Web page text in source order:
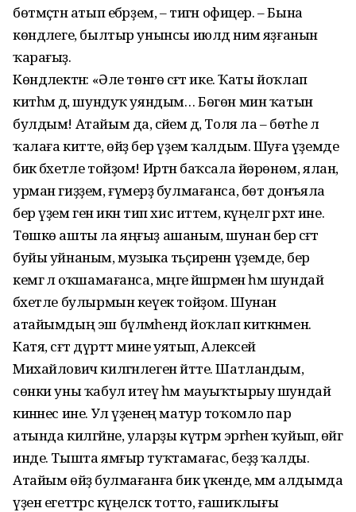
бөтмәҫтән атып ебәрҙем, – тигән офицер. – Бына
көндәлеге, былтыр унынсы июлдә нимә яҙғанын
ҡарағыҙ.
Көндәлектән: «Әле төнгө сәғәт ике. Ҡаты йоҡлап
китһәм дә, шундуҡ уяндым… Бөгөн мин ҡатын
булдым! Атайым да, әсәйем дә, Толя ла – бөтәһе лә
ҡалаға китте, өйҙә бер үҙем ҡалдым. Шуға үҙемде
бик бәхетле тойҙом! Иртән баҡсала йөрөнөм, ялан,
урман гиҙҙем, ғүмерҙә булмағанса, бөтә донъяла
бер үҙем генә икән тип хис иттем, күңелгә рәхәт ине.
Төшкө ашты ла яңғыҙ ашаным, шунан бер сәғәт
буйы уйнаным, музыка тәьҫиренән үҙемде, бер
кемгә лә оҡшамағанса, мәңге йәшәрмен һәм шундай
бәхетле булырмын кеүек тойҙом. Шунан
атайымдың эш бүлмәһендә йоҡлап киткәнмен.
Катя, сәғәт дүрттә мине уятып, Алексей
Михайлович килгәнлеген әйтте. Шатландым,
сөнки уны ҡабул итеү һәм мауыҡтырыу шундай
кинәнес ине. Ул үҙенең матур тоҡомло пар
атында килгәйне, уларҙы күтәрмә эргәһенә ҡуйып, өйгә
инде. Тышта ямғыр туҡтамағас, беҙҙә ҡалды.
Атайым өйҙә булмағанға бик үкенде, әммә алдымда
үҙен егеттәрсә күңелсәк тотто, ғашиҡлығы